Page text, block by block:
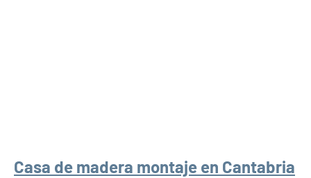
Casa de madera montaje en Cantabria